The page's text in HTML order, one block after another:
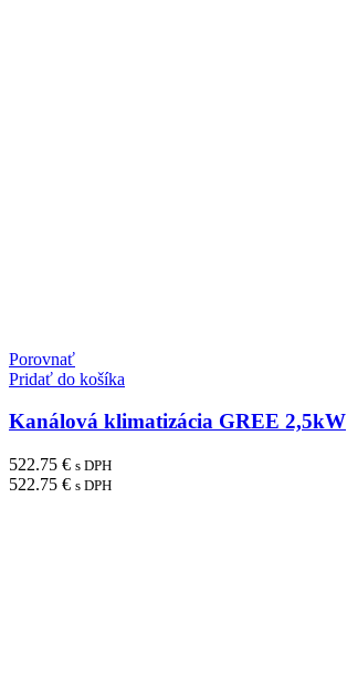
Porovnať
Pridať do košíka
Kanálová klimatizácia GREE 2,5kW
522.75 € s DPH
522.75 € s DPH